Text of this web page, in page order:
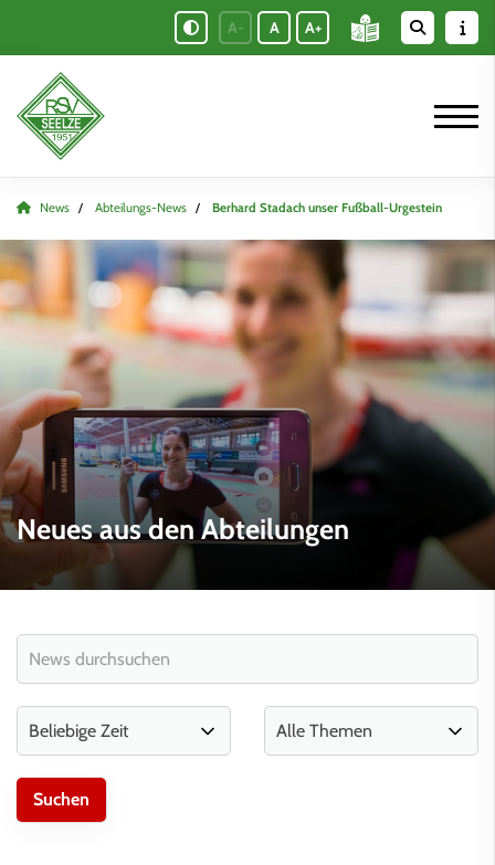
A- A A+
News Abteilungs-News Berhard Stadach unser Fußball-Urgestein
Neues aus den Abteilungen